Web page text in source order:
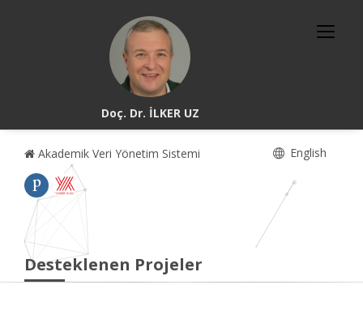
Doç. Dr. İLKER UZ
Akademik Veri Yönetim Sistemi English
Desteklenen Projeler